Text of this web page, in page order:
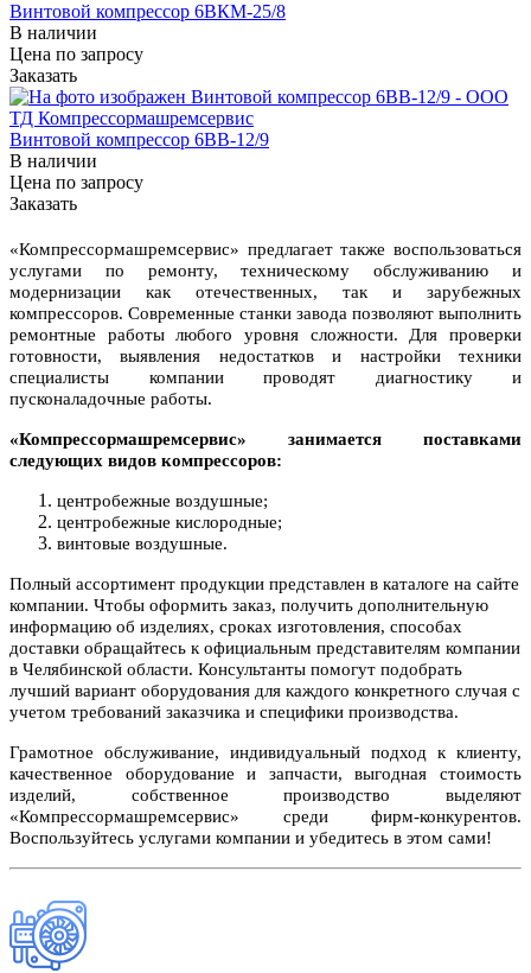
Винтовой компрессор 6ВКМ-25/8
В наличии
Цена по запросу
Заказать
Винтовой компрессор 6ВВ-12/9
В наличии
Цена по запросу
Заказать
«Компрессормашремсервис» предлагает также воспользоваться
услугами по ремонту, техническому обслуживанию и
модернизации как отечественных, так и зарубежных
компрессоров. Современные станки завода позволяют выполнить
ремонтные работы любого уровня сложности. Для проверки
готовности, выявления недостатков и настройки техники
специалисты компании проводят диагностику и
пусконаладочные работы.
«Компрессормашремсервис» занимается поставками
следующих видов компрессоров:
центробежные воздушные;
центробежные кислородные;
винтовые воздушные.
Полный ассортимент продукции представлен в каталоге на сайте
компании. Чтобы оформить заказ, получить дополнительную
информацию об изделиях, сроках изготовления, способах
доставки обращайтесь к официальным представителям компании
в Челябинской области. Консультанты помогут подобрать
лучший вариант оборудования для каждого конкретного случая с
учетом требований заказчика и специфики производства.
Грамотное обслуживание, индивидуальный подход к клиенту,
качественное оборудование и запчасти, выгодная стоимость
изделий, собственное производство выделяют
«Компрессормашремсервис» среди фирм-конкурентов.
Воспользуйтесь услугами компании и убедитесь в этом сами!